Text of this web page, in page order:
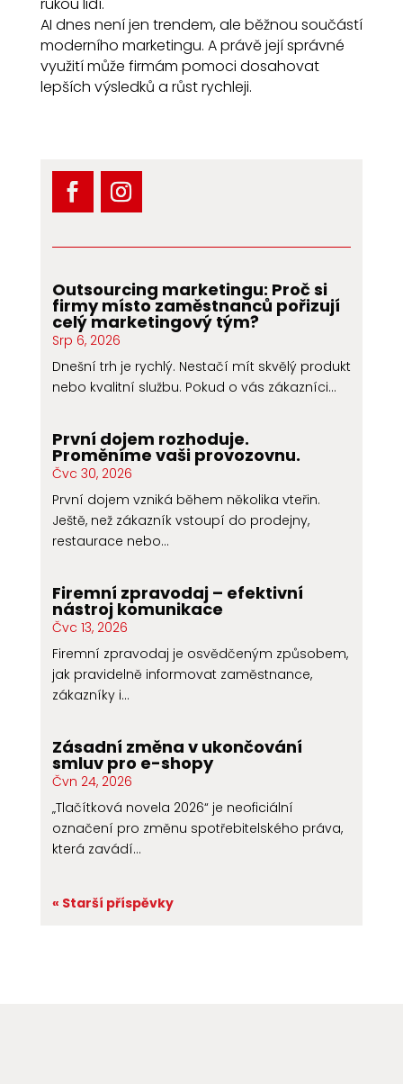
rukou lidí.
AI dnes není jen trendem, ale běžnou součástí
moderního marketingu. A právě její správné
využití může firmám pomoci dosahovat
lepších výsledků a růst rychleji.
Outsourcing marketingu: Proč si
firmy místo zaměstnanců pořizují
celý marketingový tým?
Srp 6, 2026
Dnešní trh je rychlý. Nestačí mít skvělý produkt
nebo kvalitní službu. Pokud o vás zákazníci...
První dojem rozhoduje.
Proměníme vaši provozovnu.
Čvc 30, 2026
První dojem vzniká během několika vteřin.
Ještě, než zákazník vstoupí do prodejny,
restaurace nebo...
Firemní zpravodaj – efektivní
nástroj komunikace
Čvc 13, 2026
Firemní zpravodaj je osvědčeným způsobem,
jak pravidelně informovat zaměstnance,
zákazníky i...
Zásadní změna v ukončování
smluv pro e-shopy
Čvn 24, 2026
„Tlačítková novela 2026“ je neoficiální
označení pro změnu spotřebitelského práva,
která zavádí...
« Starší příspěvky